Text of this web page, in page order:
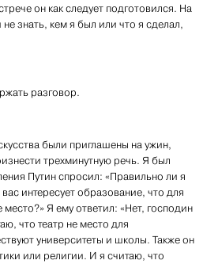
он как следует подготовился. На
знать, кем я был или что я сделал,
разговор.
были приглашены на ужин,
трехминутную речь. Я был
Путин спросил: «Правильно ли я
интересует образование, что для
Я ему ответил: «Нет, господин
что театр не место для
университеты и школы. Также он
или религии. И я считаю, что